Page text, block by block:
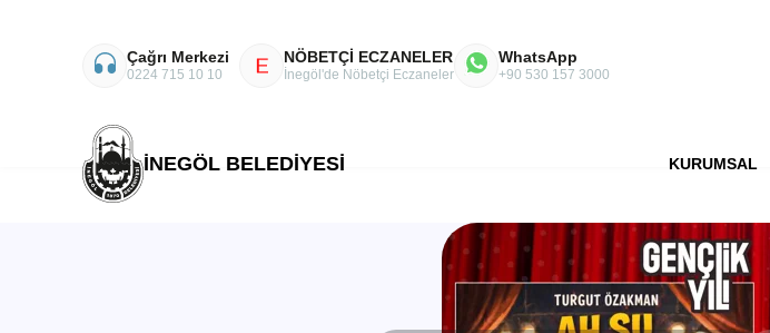
Çağrı Merkezi
0224 715 10 10 E NÖBETÇİ ECZANELER
İnegöl'de Nöbetçi Eczaneler
WhatsApp
+90 530 157 3000
İNEGÖL BELEDİYESİ KURUMSAL